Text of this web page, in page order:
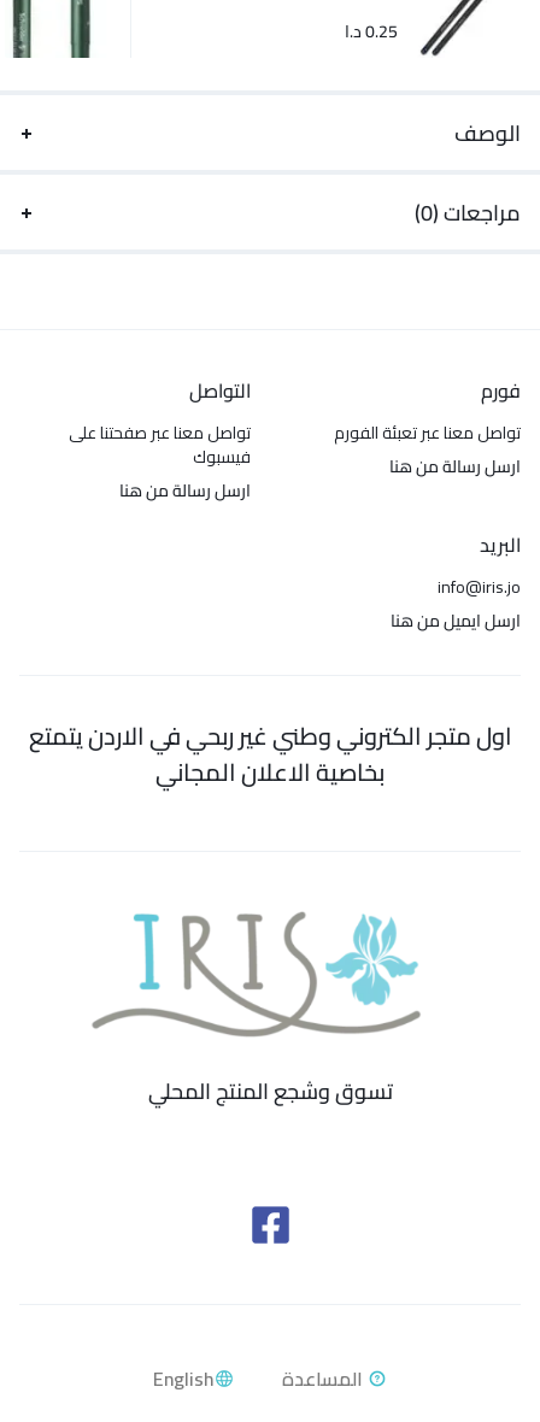
0.25د.ا
الوصف
مراجعات (0)
فورم
تواصل معنا عبر تعبئة الفورم
ارسل رسالة من هنا
التواصل
تواصل معنا عبر صفحتنا على
فيسبوك
ارسل رسالة من هنا
البريد
info@iris.jo
ارسل ايميل من هنا
اول متجر الكتروني وطني غير ربحي في الاردن يتمتع
بخاصية الاعلان المجاني
تسوق وشجع المنتج المحلي
English